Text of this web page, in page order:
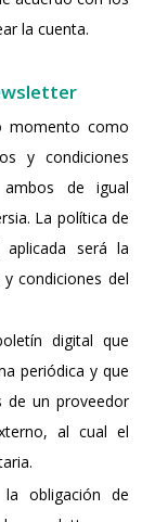
la cuenta.
momento como
y condiciones
de igual
La política de
aplicada será la
condiciones del
digital que
periódica y que
de un proveedor
al cual el
obligación de